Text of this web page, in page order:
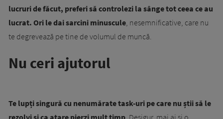
lucruri de făcut, preferi să controlezi la sânge tot ceea ce au
lucrat. Ori le dai sarcini minuscule , nesemnificative, care nu
te degrevează pe tine de volumul de muncă.
Nu ceri ajutorul
Te lupți singură cu nenumărate task-uri pe care nu știi să le
rezolvi și ca atare pierzi mult timp . Desigur, mai ai și o